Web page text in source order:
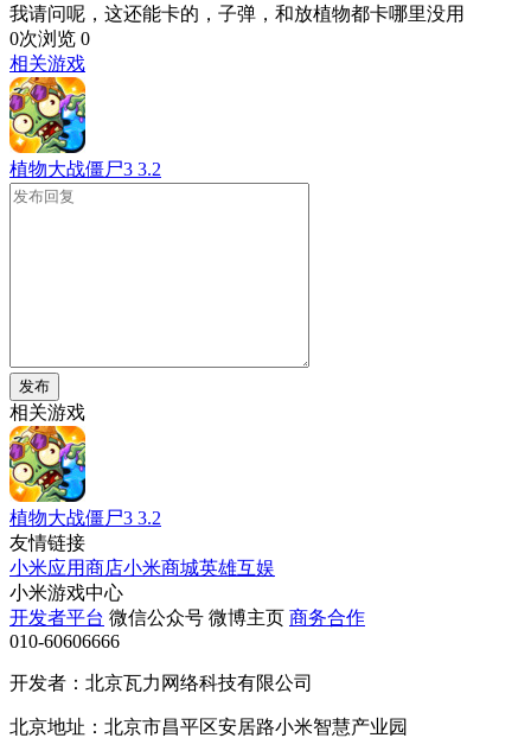
我请问呢，这还能卡的，子弹，和放植物都卡哪里没用
0次浏览 0
相关游戏
植物大战僵尸3 3.2
发布
相关游戏
植物大战僵尸3 3.2
友情链接
小米应用商店小米商城英雄互娱
小米游戏中心
开发者平台 微信公众号 微博主页 商务合作
010-60606666
开发者：北京瓦力网络科技有限公司
北京地址：北京市昌平区安居路小米智慧产业园